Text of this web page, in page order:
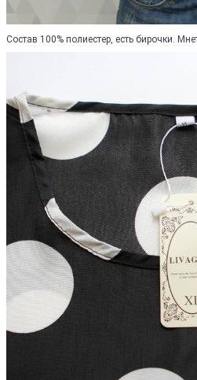
Состав 100% полиестер, есть бирочки.